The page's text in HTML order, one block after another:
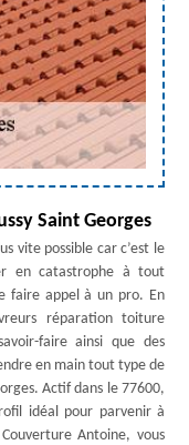
Saint Georges
vite possible car c’est le
en catastrophe à tout
faire appel à un pro. En
réparation toiture
faire ainsi que des
en main tout type de
Actif dans le 77600,
idéal pour parvenir à
Antoine, vous